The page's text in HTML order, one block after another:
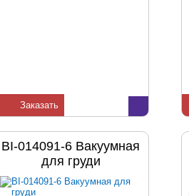
Заказать
BI-014091-6 Вакуумная
для груди